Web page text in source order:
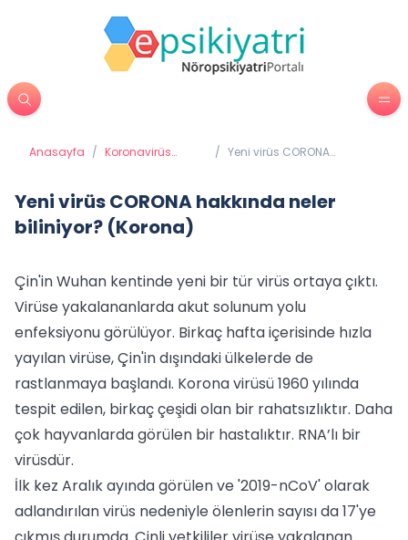
Anasayfa / Koronavirüs
/ Yeni virüs CORONA
Yeni virüs CORONA hakkında neler
biliniyor? (Korona)
Çin'in Wuhan kentinde yeni bir tür virüs ortaya çıktı.
Virüse yakalananlarda akut solunum yolu
enfeksiyonu görülüyor. Birkaç hafta içerisinde hızla
yayılan virüse, Çin'in dışındaki ülkelerde de
rastlanmaya başlandı. Korona virüsü 1960 yılında
tespit edilen, birkaç çeşidi olan bir rahatsızlıktır. Daha
çok hayvanlarda görülen bir hastalıktır. RNA’lı bir
virüsdür.
İlk kez Aralık ayında görülen ve '2019-nCoV' olarak
adlandırılan virüs nedeniyle ölenlerin sayısı da 17'ye